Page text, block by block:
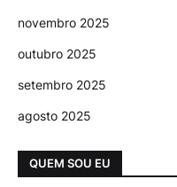
novembro 2025
outubro 2025
setembro 2025
agosto 2025
QUEM SOU EU